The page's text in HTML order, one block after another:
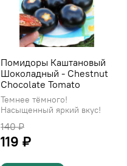
Помидоры Каштановый
Шоколадный - Chestnut
Chocolate Tomato
Темнее тёмного!
Насыщенный яркий вкус!
140 ₽
119 ₽